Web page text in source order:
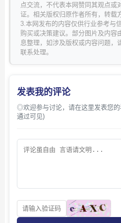
点交流，不代表本网赞同其观点或
证。相关版权归原作者所有，转载
3.本网发布的内容仅供行业参考与
购买或决策建议。部分图片及内容
息整理，如涉及版权或内容问题，
联系处理。
发表我的评论
◎欢迎参与讨论，请在这里发表您
通过可见)